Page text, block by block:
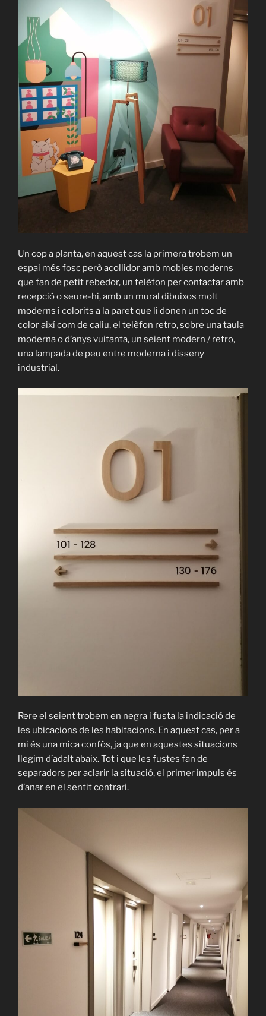
Un cop a planta, en aquest cas la primera trobem un
espai més fosc però acollidor amb mobles moderns
que fan de petit rebedor, un telèfon per contactar amb
recepció o seure-hi, amb un mural dibuixos molt
moderns i colorits a la paret que li donen un toc de
color així com de caliu, el telèfon retro, sobre una taula
moderna o d’anys vuitanta, un seient modern / retro,
una lampada de peu entre moderna i disseny
industrial.
Rere el seient trobem en negra i fusta la indicació de
les ubicacions de les habitacions. En aquest cas, per a
mi és una mica confòs, ja que en aquestes situacions
llegim d’adalt abaix. Tot i que les fustes fan de
separadors per aclarir la situació, el primer impuls és
d’anar en el sentit contrari.